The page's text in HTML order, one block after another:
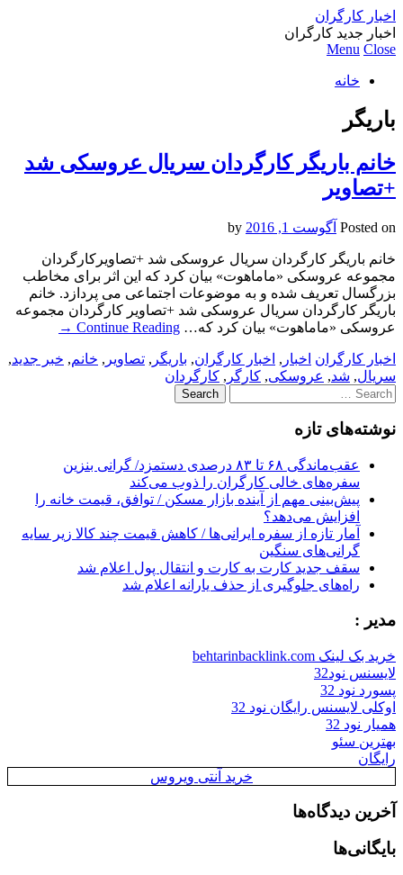
اخبار کارگران
اخبار جدید کارگران
Menu Close
خانه
باریگر
خانم باریگر کارگردان سریال عروسکی شد
+تصاویر
Posted on آگوست 1, 2016
خانم باریگر کارگردان سریال عروسکی شد +تصاویرکارگردان
مجموعه عروسکی «ماماهوت» بیان کرد که این اثر برای مخاطب
بزرگسال تعریف شده و به موضوعات اجتماعی می پردازد. خانم
باریگر کارگردان سریال عروسکی شد +تصاویر کارگردان مجموعه
عروسکی «ماماهوت» بیان کرد که… Continue Reading
→
اخبار کارگران اخبار , اخبار کارگران, باریگر , تصاویر , خانم, خبر جدید,
سریال, شد, عروسکی, کارگر , کارگردان
Search
for:
نوشته‌های تازه
عقب‌ماندگی ۶۸ تا ۸۳ درصدی دستمزد/ گرانی بنزین
سفره‌های خالی کارگران را ذوب می‌کند
پیش‌بینی مهم از آینده بازار مسکن / توافق، قیمت خانه را
افزایش می‌دهد؟
آمار تازه از سفره ایرانی‌ها / کاهش قیمت چند کالا زیر سایه
گرانی‌های سنگین
سقف جدید کارت به کارت و انتقال پول اعلام شد
راه‌های جلوگیری از حذف یارانه اعلام شد
مدیر :
خرید بک لینک behtarinbacklink.com
لایسنس نود32
پسورد نود 32
اوکلی لایسنس رایگان نود 32
همیار نود 32
بهترین سئو
رایگان
خرید آنتی ویروس
آخرین دیدگاه‌ها
بایگانی‌ها